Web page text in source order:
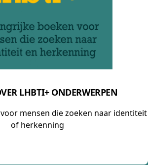
LHBTI+ ONDERWERPEN
mensen die zoeken naar identiteit
of herkenning